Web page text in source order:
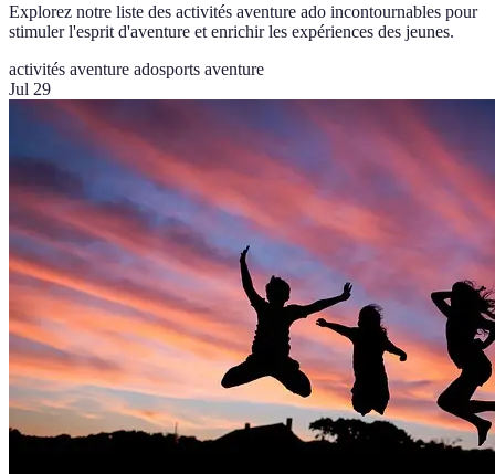
Explorez notre liste des activités aventure ado incontournables pour
stimuler l'esprit d'aventure et enrichir les expériences des jeunes.
activités aventure adosports aventure
Jul 29